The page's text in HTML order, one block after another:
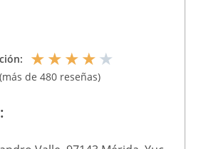
★★★★★
de 480 reseñas)